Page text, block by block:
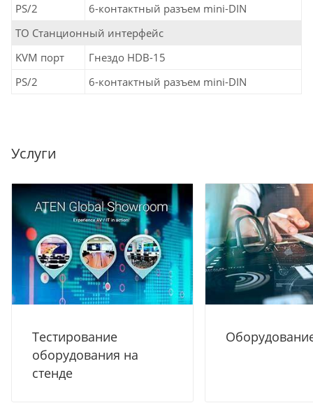
PS/2
6-контактный разъем mini-DIN
ТО Станционный интерфейс
KVM порт
Гнездо HDB-15
PS/2
6-контактный разъем mini-DIN
Услуги
Тестирование
оборудования на
стенде